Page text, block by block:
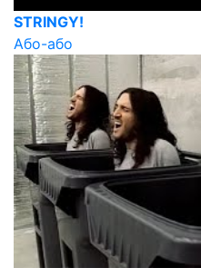
STRINGY!
Або-або